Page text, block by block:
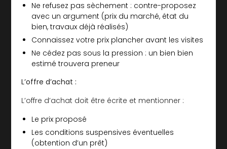
Ne refusez pas sèchement : contre-proposez
avec un argument (prix du marché, état du
bien, travaux déjà réalisés)
Connaissez votre prix plancher avant les visites
Ne cédez pas sous la pression : un bien bien
estimé trouvera preneur
L’offre d’achat :
L’offre d’achat doit être écrite et mentionner :
Le prix proposé
Les conditions suspensives éventuelles
(obtention d’un prêt)